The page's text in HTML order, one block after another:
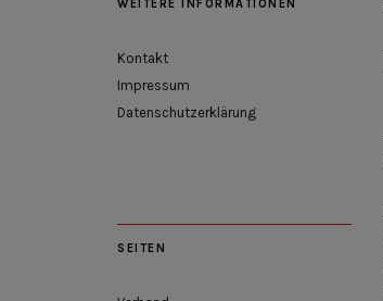
WEITERE INFORMATIONEN
Kontakt
Impressum
Datenschutzerklärung
SEITEN